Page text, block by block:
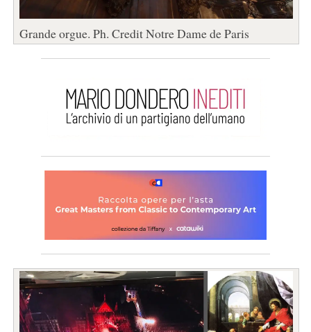
Grande orgue. Ph. Credit Notre Dame de Paris